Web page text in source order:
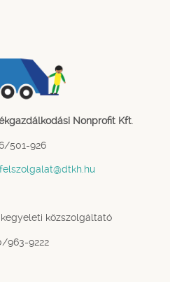
Nonprofit Kft
501-926
közszolgáltató
963-9222